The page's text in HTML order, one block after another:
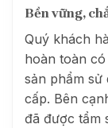
Bền vững,
Quý khách
hoàn toàn
sản phẩm sử
cấp. Bên
đã được tẩm